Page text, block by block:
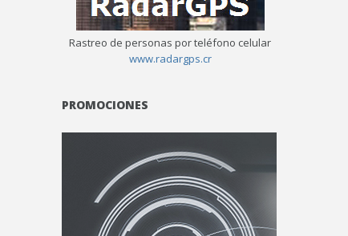
Rastreo de personas por teléfono celular
www.radargps.cr
PROMOCIONES